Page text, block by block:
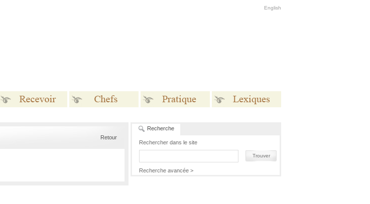
English
Retour
Recherche
Rechercher dans le site
Trouver
Recherche avancée >
Pratique